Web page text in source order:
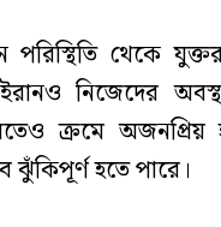
পরিস্থিতি থেকে
নিজেদের
ক্রমে
ঝুঁকিপূর্ণ হতে পারে।